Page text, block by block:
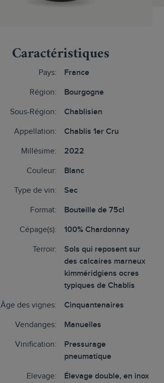
Caractéristiques
Pays: France
Région: Bourgogne
Sous-Région: Chablisien
Appellation: Chablis 1er Cru
Millésime: 2022
Couleur: Blanc
Type de vin: Sec
Format: Bouteille de 75cl
Cépage(s): 100% Chardonnay
Terroir:
Sols qui reposent sur
des calcaires marneux
kimméridgiens ocres
typiques de Chablis
Âge des vignes: Cinquantenaires
Vendanges: Manuelles
Vinification:
Pressurage
pneumatique
Elevage:
Élevage double, en inox